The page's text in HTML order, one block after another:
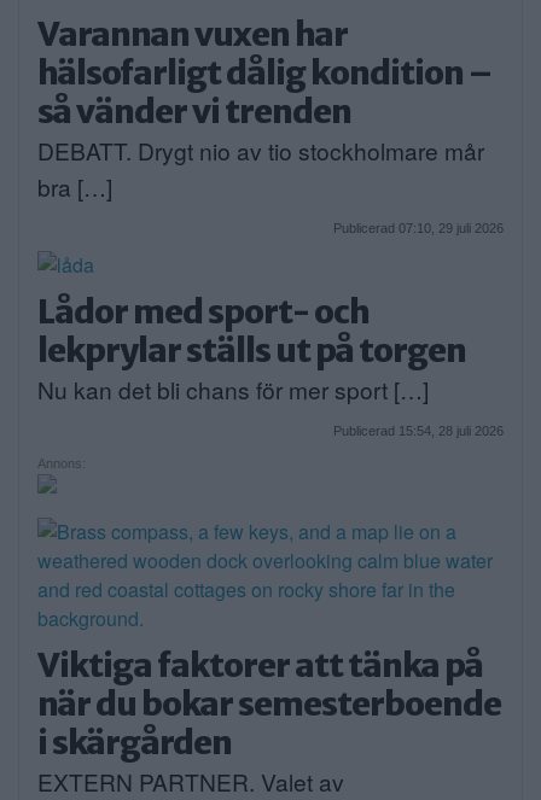
Varannan vuxen har
hälsofarligt dålig kondition –
så vänder vi trenden
DEBATT. Drygt nio av tio stockholmare mår
bra […]
Publicerad 07:10, 29 juli 2026
Lådor med sport- och
lekprylar ställs ut på torgen
Nu kan det bli chans för mer sport […]
Publicerad 15:54, 28 juli 2026
Annons:
Viktiga faktorer att tänka på
när du bokar semesterboende
i skärgården
EXTERN PARTNER. Valet av